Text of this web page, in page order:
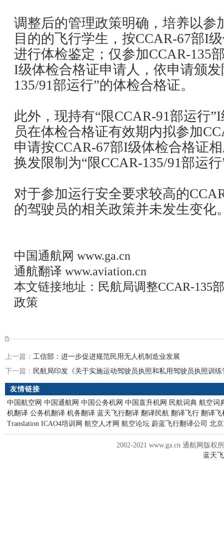
调整后的管理政策明确，培养以参
目的的飞行学生，按CCAR-67部I
进行体检鉴定；仅参加CCAR-135
I级体检合格证申请人，依申请颁
135/91部运行”的体检合格证。
此外，现持有“限CCAR-91部运行
员在体检合格证有效期内拟参加
申请按CCAR-67部I级体检合格证
换发限制为“限CCAR-135/91部运
对于参加运行安全要求较高的
的驾驶员的相关政策并未发生变化
中国通航网 www.ga.cn
通航翻译 www.aviation.cn
本文链接地址： 民航局调整CCAR-135
政策
上一篇： 工信部：进一步促进规范民用无人机制造业发展
下一篇： 民航局印发《关于实施运动驾驶员执照和私用驾驶员执照训
友情链接
中国航空网 中国通航网 中国公务机网 中国直升机网 民航词典 航空词
机翻译 公务机翻译 机务翻译 蓝天飞行翻译 翻译民航 翻译飞行 翻译飞
Translation ICAO4培训网 航空人才网 航空论坛 蔚蓝飞行翻译公司 北
2002-2021 www.ga.cn 通航网版权
蓝天